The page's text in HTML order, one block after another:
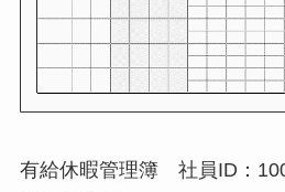
有給休暇管理簿 社員ID：